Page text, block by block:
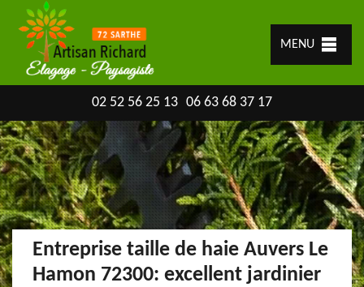
MENU
02 52 56 25 13 06 63 68 37 17
Entreprise taille de haie Auvers Le
Hamon 72300: excellent jardinier